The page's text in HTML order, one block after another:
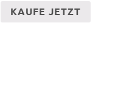
KAUFE JETZT